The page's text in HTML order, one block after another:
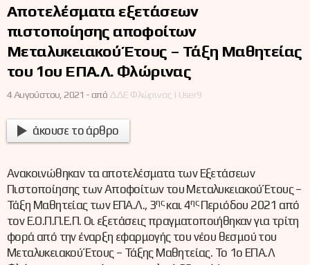
Αποτελέσματα εξετάσεων
πιστοποίησης αποφοίτων
Μεταλυκειακού Έτους – Τάξη Μαθητείας
του 1ου ΕΠΑ.Λ. Φλώρινας
4 Αυγούστου, 2021 -από ΔΔΕ Φλώρινας | User9
άκουσε το άρθρο
Ανακοινώθηκαν τα αποτελέσματα των Εξετάσεων
Πιστοποίησης των Αποφοίτων του Μεταλυκειακού Έτους –
Τάξη Μαθητείας των ΕΠΑ.Λ., 3ηςκαι 4ης Περιόδου 2021 από
τον Ε.Ο.Π.Π.Ε.Π. Οι εξετάσεις πραγματοποιήθηκαν για τρίτη
φορά από την έναρξη εφαρμογής του νέου θεσμού του
Μεταλυκειακού Έτους – Τάξης Μαθητείας. Το 1ο ΕΠΑ.Λ